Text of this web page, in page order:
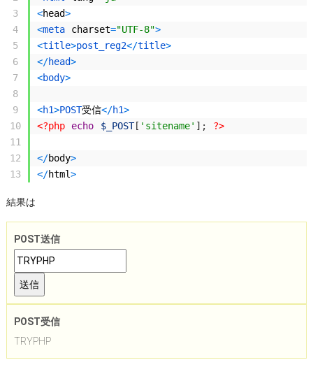
3
4
5
6
7
8
9
10
11
12
13
<head>
<meta charset="UTF-8">
<title>post_reg2</title>
</head>
<body>
<h1>POST受信</h1>
<?php
echo $_POST[ 'sitename' ] ; ?>
</body>
</html>
結果は
POST送信
POST受信
TRYPHP